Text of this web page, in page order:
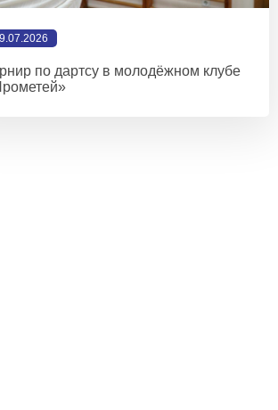
по дартсу в молодёжном клубе